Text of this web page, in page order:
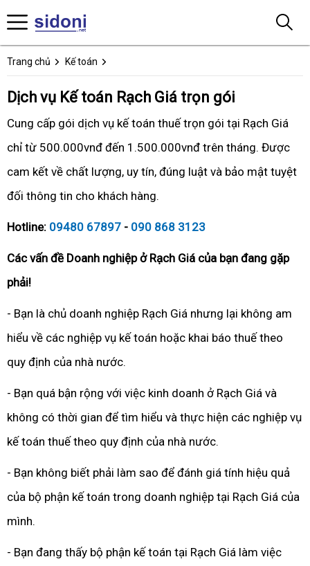
Trang chủ Kế toán
Dịch vụ Kế toán Rạch Giá trọn gói
Cung cấp gói dịch vụ kế toán thuế trọn gói tại Rạch Giá
chỉ từ 500.000vnđ đến 1.500.000vnđ trên tháng. Được
cam kết về chất lượng, uy tín, đúng luật và bảo mật tuyệt
đối thông tin cho khách hàng.
Hotline: 09480 67897 - 090 868 3123
Các vấn đề Doanh nghiệp ở Rạch Giá của bạn đang gặp
phải!
- Bạn là chủ doanh nghiệp Rạch Giá nhưng lại không am
hiểu về các nghiệp vụ kế toán hoặc khai báo thuế theo
quy định của nhà nước.
- Bạn quá bận rộng với việc kinh doanh ở Rạch Giá và
không có thời gian để tìm hiểu và thực hiện các nghiệp vụ
kế toán thuế theo quy định của nhà nước.
- Bạn không biết phải làm sao để đánh giá tính hiệu quả
của bộ phận kế toán trong doanh nghiệp tại Rạch Giá của
mình.
- Bạn đang thấy bộ phận kế toán tại Rạch Giá làm việc